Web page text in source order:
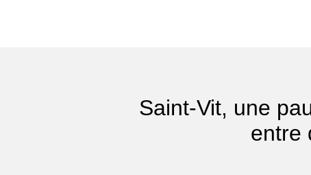
Saint-Vit, une
entre